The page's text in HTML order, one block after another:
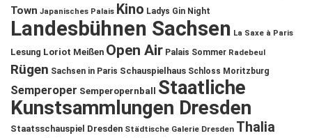
Town Japanisches Palais Kino Ladys Gin Night
Landesbühnen Sachsen La Saxe à Paris
Lesung Loriot Meißen Open Air Palais Sommer Radebeul
Rügen Sachsen in Paris Schauspielhaus Schloss Moritzburg
Semperoper Semperopernball
Staatliche
Kunstsammlungen Dresden
Staatsschauspiel Dresden Städtische Galerie Dresden Thalia